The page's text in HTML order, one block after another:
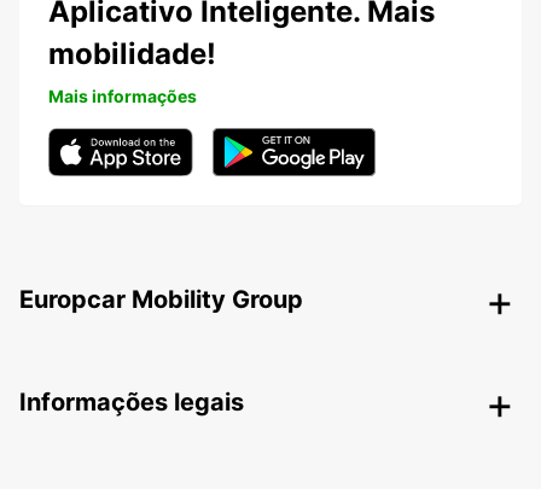
Aplicativo Inteligente. Mais
mobilidade!
Mais informações
Europcar Mobility Group
Informações legais